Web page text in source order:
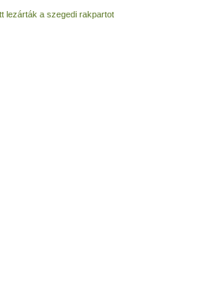
lezárták a szegedi rakpartot